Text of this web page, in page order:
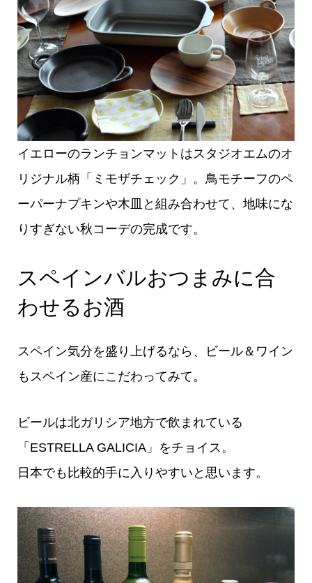
イエローのランチョンマットはスタジオエムのオ
リジナル柄「ミモザチェック」。鳥モチーフのペ
ーパーナプキンや木皿と組み合わせて、地味にな
りすぎない秋コーデの完成です。
スペインバルおつまみに合
わせるお酒
スペイン気分を盛り上げるなら、ビール＆ワイン
もスペイン産にこだわってみて。
ビールは北ガリシア地方で飲まれている
「ESTRELLA GALICIA」をチョイス。
日本でも比較的手に入りやすいと思います。